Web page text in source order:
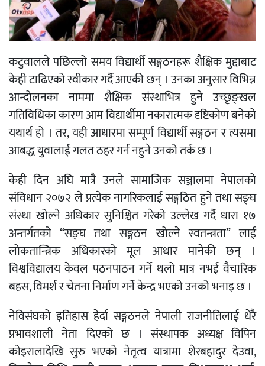
कटुवालले पछिल्लो समय विद्यार्थी सङ्गठनहरू शैक्षिक मुद्दाबाट
केही टाढिएको स्वीकार गर्दै आएकी छन् । उनका अनुसार विभिन्न
आन्दोलनका नाममा शैक्षिक संस्थाभित्र हुने उच्छृङ्खल
गतिविधिका कारण आम विद्यार्थीमा नकारात्मक दृष्टिकोण बनेको
यथार्थ हो । तर, यही आधारमा सम्पूर्ण विद्यार्थी सङ्गठन र त्यसमा
आबद्ध युवालाई गलत ठहर गर्न नहुने उनको तर्क छ ।
केही दिन अघि मात्रै उनले सामाजिक सञ्जालमा नेपालको
संविधान २०७२ ले प्रत्येक नागरिकलाई सङ्गठित हुने तथा सङ्घ
संस्था खोल्ने अधिकार सुनिश्चित गरेको उल्लेख गर्दै धारा १७
अन्तर्गतको “सङ्घ तथा सङ्गठन खोल्ने स्वतन्त्रता” लाई
लोकतान्त्रिक अधिकारको मूल आधार मानेकी छन् ।
विश्वविद्यालय केवल पठनपाठन गर्ने थलो मात्र नभई वैचारिक
बहस, विमर्श र चेतना निर्माण गर्ने केन्द्र भएको उनको भनाइ छ ।
नेविसंघको इतिहास हेर्दा सङ्गठनले नेपाली राजनीतिलाई धेरै
प्रभावशाली नेता दिएको छ । संस्थापक अध्यक्ष विपिन
कोइरालादेखि सुरु भएको नेतृत्व यात्रामा शेरबहादुर देउवा,